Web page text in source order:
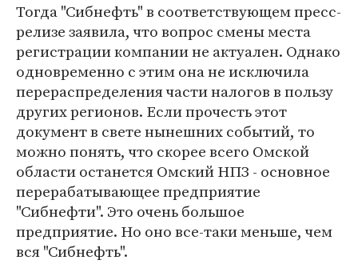
Тогда "Сибнефть" в соответствующем пресс-
релизе заявила, что вопрос смены места
регистрации компании не актуален. Однако
одновременно с этим она не исключила
перераспределения части налогов в пользу
других регионов. Если прочесть этот
документ в свете нынешних событий, то
можно понять, что скорее всего Омской
области останется Омский НПЗ - основное
перерабатывающее предприятие
"Сибнефти". Это очень большое
предприятие. Но оно все-таки меньше, чем
вся "Сибнефть".